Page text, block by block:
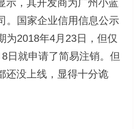
，其开发商为广州小蓝
。国家企业信用信息公示
为2018年4月23日，但仅
日就申请了简易注销。但
还没上线，显得十分诡